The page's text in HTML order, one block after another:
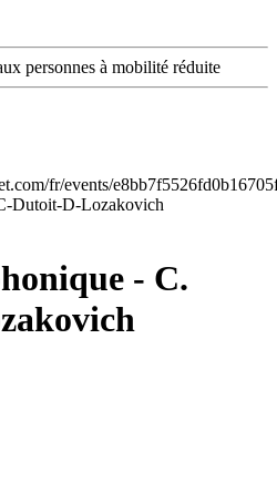
personnes à mobilité réduite
- C.